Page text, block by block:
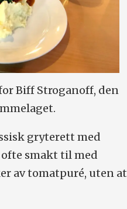
Biff Stroganoff, den
gryterett med
smakt til med
av tomatpuré, uten at